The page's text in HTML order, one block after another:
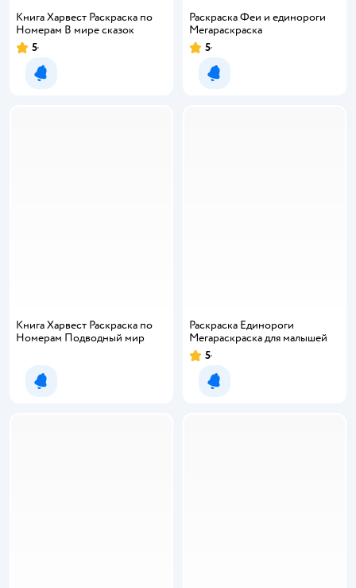
Книга Харвест Раскраска по
Номерам В мире сказок
5
Уведомить о появлении
Раскраска Феи и единороги
Мегараскраска
5
Уведомить о появлении
Книга Харвест Раскраска по
Номерам Подводный мир
Уведомить о появлении
Раскраска Единороги
Мегараскраска для малышей
5
Уведомить о появлении